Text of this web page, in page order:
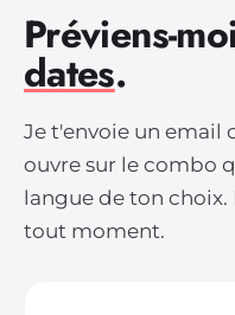
Préviens-
dates.
Je t'envoie un email
ouvre sur le combo
langue de ton
tout moment.